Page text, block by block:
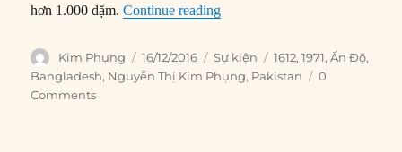
hơn 1.000 dặm.Continue reading“16/12/1971: Lực lượng
Author
Kim Phụng
Posted
on
16/12/2016 Categories
Sự kiện Tags
1612,1971,Ấn Độ,
Bangladesh, Nguyễn Thị Kim Phụng, Pakistan
0
Comments